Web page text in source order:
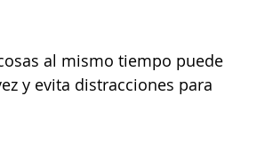
al mismo tiempo puede
y evita distracciones para